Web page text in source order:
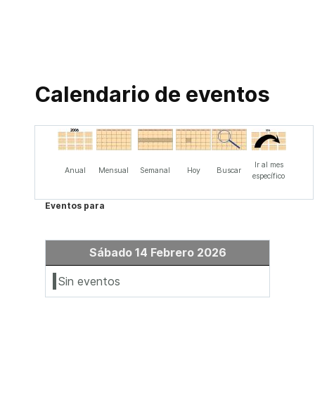
Calendario de eventos
Anual Mensual Semanal Hoy Buscar
Ir al mes
específico
Eventos para
Sábado 14 Febrero 2026
Sin eventos